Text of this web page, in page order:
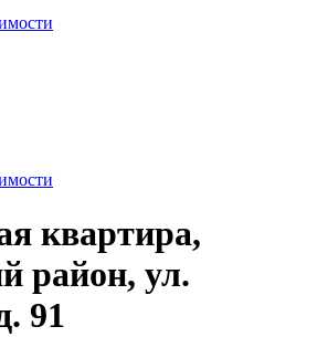
квартира,
район, ул.
91